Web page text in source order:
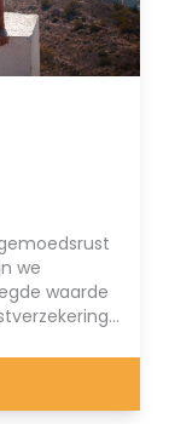
we
waarde
u wilt